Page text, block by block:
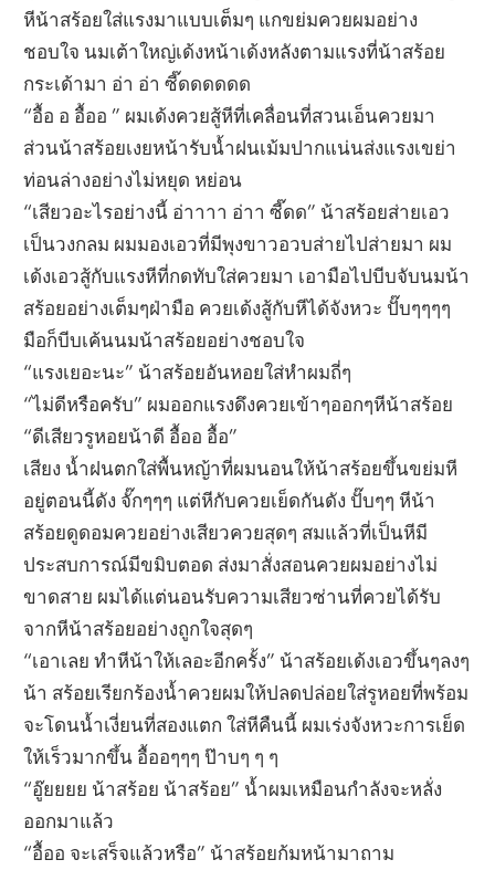
หีน้าสร้อยใส่แรงมาแบบเต็มๆ แกขย่มควยผมอย่าง
ชอบใจ นมเต้าใหญ่เด้งหน้าเด้งหลังตามแรงที่น้าสร้อย
กระเด้ามา อ่า อ่า ซี๊ดดดดดด
“อื้อ อ อื้ออ ” ผมเด้งควยสู้หีที่เคลื่อนที่สวนเอ็นควยมา
ส่วนน้าสร้อยเงยหน้ารับน้ำฝนเม้มปากแน่นส่งแรงเขย่า
ท่อนล่างอย่างไม่หยุด หย่อน
“เสียวอะไรอย่างนี้ อ่าาาา อ่าา ซี๊ดด” น้าสร้อยส่ายเอว
เป็นวงกลม ผมมองเอวที่มีพุงขาวอวบส่ายไปส่ายมา ผม
เด้งเอวสู้กับแรงหีที่กดทับใส่ควยมา เอามือไปบีบจับนมน้า
สร้อยอย่างเต็มๆฝ่ามือ ควยเด้งสู้กับหีได้จังหวะ ปั๊บๆๆๆๆ
มือก็บีบเค้นนมน้าสร้อยอย่างชอบใจ
“แรงเยอะนะ” น้าสร้อยอันหอยใส่หำผมถี่ๆ
“ไม่ดีหรือครับ” ผมออกแรงดึงควยเข้าๆออกๆหีน้าสร้อย
“ดีเสียวรูหอยน้าดี อื้ออ อื้อ”
เสียง น้ำฝนตกใส่พื้นหญ้าที่ผมนอนให้น้าสร้อยขึ้นขย่มหี
อยู่ตอนนี้ดัง จั๊กๆๆๆ แต่หีกับควยเย็ดกันดัง ปั๊บๆๆ หีน้า
สร้อยดูดอมควยอย่างเสียวควยสุดๆ สมแล้วที่เป็นหีมี
ประสบการณ์มีขมิบตอด ส่งมาสั่งสอนควยผมอย่างไม่
ขาดสาย ผมได้แต่นอนรับความเสียวซ่านที่ควยได้รับ
จากหีน้าสร้อยอย่างถูกใจสุดๆ
“เอาเลย ทำหีน้าให้เลอะอีกครั้ง” น้าสร้อยเด้งเอวขึ้นๆลงๆ
น้า สร้อยเรียกร้องน้ำควยผมให้ปลดปล่อยใส่รูหอยที่พร้อม
จะโดนน้ำเงี่ยนที่สองแตก ใส่หีคืนนี้ ผมเร่งจังหวะการเย็ด
ให้เร็วมากขึ้น อื้ออๆๆๆ ป๊าบๆ ๆ ๆ
“อู๊ยยยย น้าสร้อย น้าสร้อย” น้ำผมเหมือนกำลังจะหลั่ง
ออกมาแล้ว
“อื้ออ จะเสร็จแล้วหรือ” น้าสร้อยก้มหน้ามาถาม